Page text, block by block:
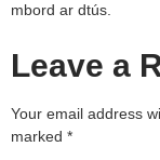
mbord ar dtús.
Leave a
Your email address
marked *